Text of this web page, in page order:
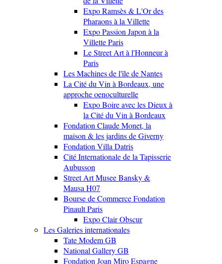
Expo Ramsès & L'Or des
Pharaons à la Villette
Expo Passion Japon à la
Villette Paris
Le Street Art à l'Honneur à
Paris
Les Machines de l'île de Nantes
La Cité du Vin à Bordeaux, une
approche oenoculturelle
Expo Boire avec les Dieux à
la Cité du Vin à Bordeaux
Fondation Claude Monet, la
maison & les jardins de Giverny
Fondation Villa Datris
Cité Internationale de la Tapisserie
Aubusson
Street Art Musee Bansky &
Mausa H07
Bourse de Commerce Fondation
Pinault Paris
Expo Clair Obscur
Les Galeries internationales
Tate Modem GB
National Gallery GB
Fondation Joan Miro Espagne